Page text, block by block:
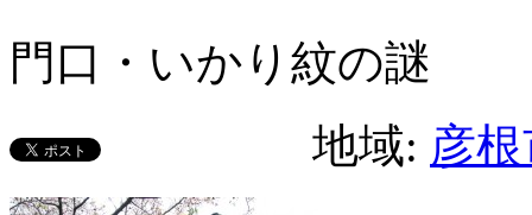
門口・いかり紋の謎
地域: 彦